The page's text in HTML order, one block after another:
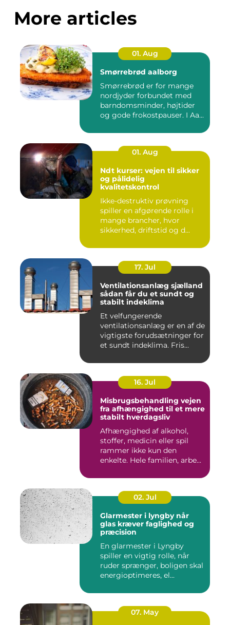
More articles
01. Aug
Smørrebrød aalborg
Smørrebrød er for mange
nordjyder forbundet med
barndomsminder, højtider
og gode frokostpauser. I Aa...
01. Aug
Ndt kurser: vejen til sikker
og pålidelig
kvalitetskontrol
Ikke-destruktiv prøvning
spiller en afgørende rolle i
mange brancher, hvor
sikkerhed, driftstid og d...
17. Jul
Ventilationsanlæg sjælland
sådan får du et sundt og
stabilt indeklima
Et velfungerende
ventilationsanlæg er en af de
vigtigste forudsætninger for
et sundt indeklima. Fris...
16. Jul
Misbrugsbehandling vejen
fra afhængighed til et mere
stabilt hverdagsliv
Afhængighed af alkohol,
stoffer, medicin eller spil
rammer ikke kun den
enkelte. Hele familien, arbe...
02. Jul
Glarmester i lyngby når
glas kræver faglighed og
præcision
En glarmester i Lyngby
spiller en vigtig rolle, når
ruder sprænger, boligen skal
energioptimeres, el...
07. May